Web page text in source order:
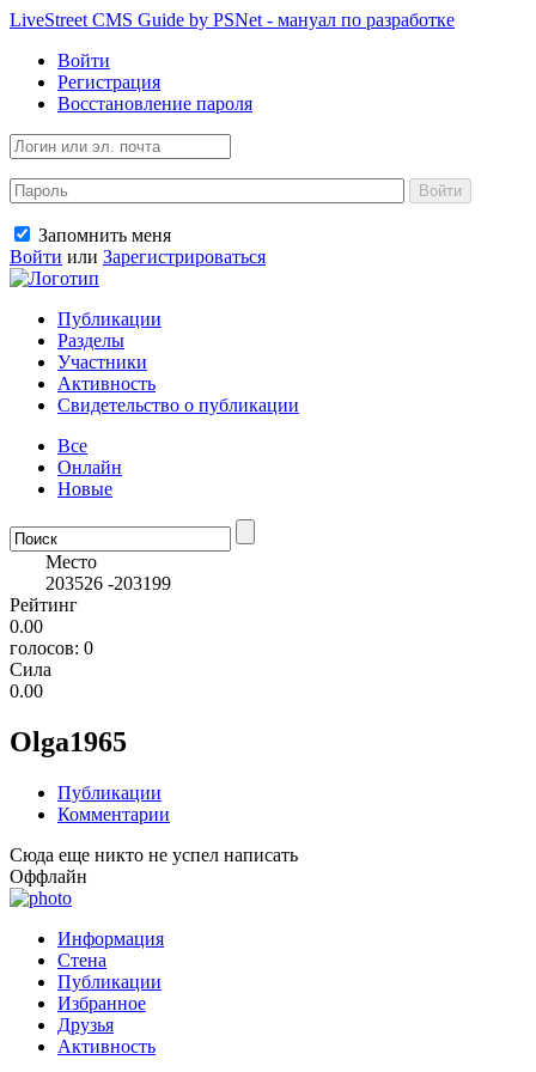
LiveStreet CMS Guide by PSNet - мануал по разработке
Войти
Регистрация
Восстановление пароля
Войти
Запомнить меня
Войти или Зарегистрироваться
Публикации
Разделы
Участники
Активность
Свидетельство о публикации
Все
Онлайн
Новые
Место
203526 -203199
Рейтинг
0.00
голосов: 0
Сила
0.00
Olga1965
Публикации
Комментарии
Сюда еще никто не успел написать
Оффлайн
Информация
Стена
Публикации
Избранное
Друзья
Активность